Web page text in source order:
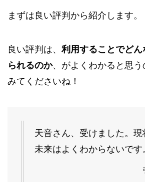
まずは良い評判から紹介します。
良い評判は、 利用することでど
られるのか、がよくわかると思
みてくださいね！
天音さん、受けました。現
未来はよくわからないです